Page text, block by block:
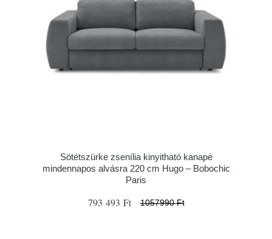
Sötétszürke zsenília kinyitható kanapé
mindennapos alvásra 220 cm Hugo – Bobochic
Paris
793 493 Ft 1057990 Ft